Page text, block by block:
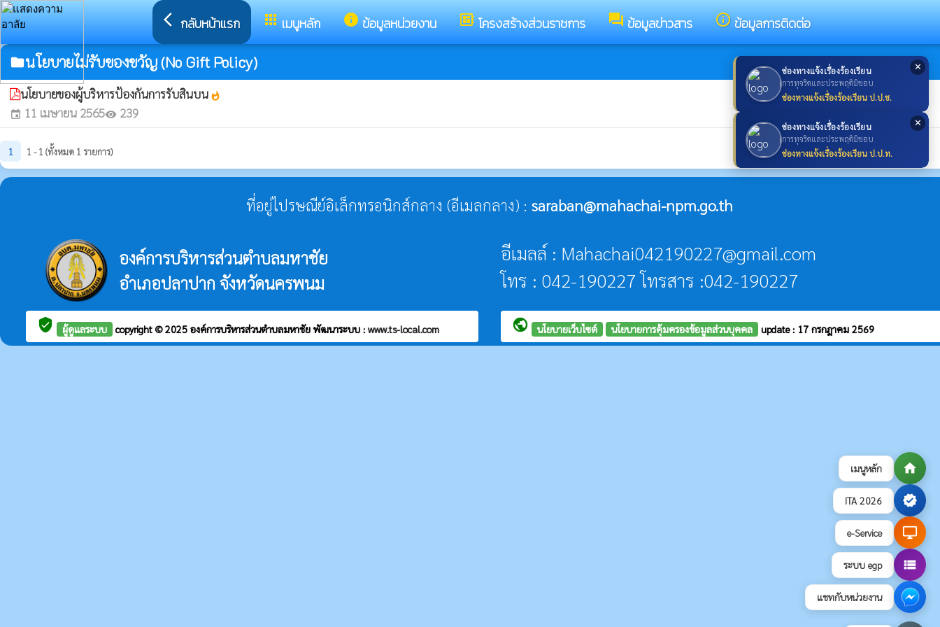
เมนูหลัก home
ITA 2026 verified
e-Service desktop_windows
ระบบ egp view_list
แชทกับหน่วยงาน
✕
ช่องทางแจ้งเรื่องร้องเรียน
การทุจริตและประพฤติมิชอบ
ช่องทางแจ้งเรื่องร้องเรียน ป.ป.ช.
✕
ช่องทางแจ้งเรื่องร้องเรียน
การทุจริตและประพฤติมิชอบ
ช่องทางแจ้งเรื่องร้องเรียน ป.ป.ท.
arrow_back_ios กลับหน้าแรก appsเมนูหลัก infoข้อมูลหน่วยงาน developer_boardโครงสร้างส่วนราชการ forumข้อมูลข่าวสาร info_outlineข้อมูลการติดต่อ
folderนโยบายไม่รับของขวัญ (No Gift Policy)
นโยบายของผู้บริหารป้องกันการรับสินบน whatshot
event 11 เมษายน 2565visibility 239
1 1 - 1 (ทั้งหมด 1 รายการ)
ที่อยู่ไปรษณีย์อิเล็กทรอนิกส์กลาง (อีเมลกลาง) : saraban@mahachai-npm.go.th
องค์การบริหารส่วนตำบลมหาชัย
อำเภอปลาปาก จังหวัดนครพนม
อีเมลล์ : Mahachai042190227@gmail.com
โทร : 042-190227 โทรสาร :042-190227
verified_user ผู้ดูแลระบบ copyright © 2025 องค์การบริหารส่วนตำบลมหาชัย พัฒนาระบบ : www.ts-local.com public นโยบายเว็บไซต์ นโยบายการคุ้มครองข้อมูลส่วนบุคคล update : 17 กรกฎาคม 2569